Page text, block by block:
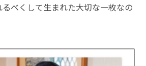
べくして生まれた大切な一枚なの